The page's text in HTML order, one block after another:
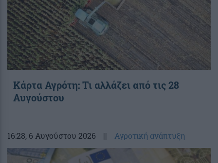
Κάρτα Αγρότη: Τι αλλάζει από τις 28
Αυγούστου
16:28, 6 Αυγούστου 2026 || Αγροτική ανάπτυξη